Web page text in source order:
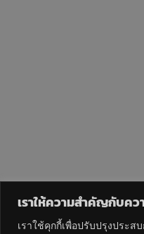
เราให้ความสำคัญกับค
เราใช้คุกกี้เพื่อปรับปรุงประ